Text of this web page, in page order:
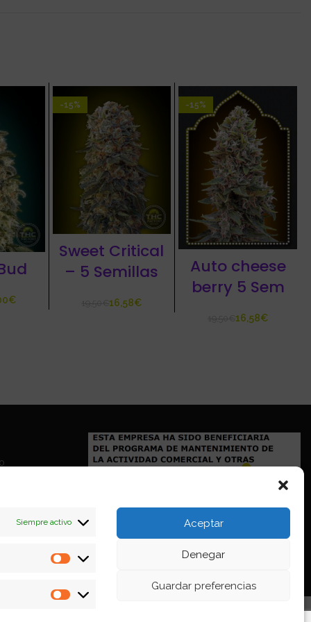
Siempre activo
Estadísticas
Marketing
Aceptar
Denegar
Guardar preferencias
€
-15%
Sweet Critical
– 5 Semillas
€16,58€
-15%
Auto cheese
berry 5 Sem
€16,58€